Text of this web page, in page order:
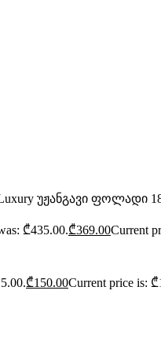
უჟანგავი ფოლადი
₾435.00.₾369.00Current
₾150.00Current price is: